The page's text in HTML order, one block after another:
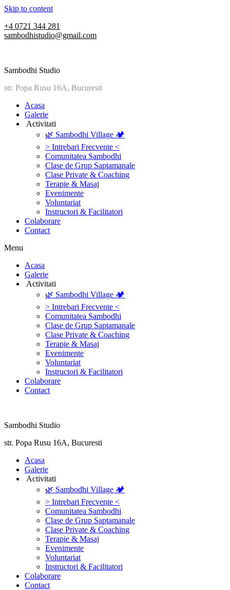
Skip to content
+4 0721 344 281
sambodhistudio@gmail.com
Sambodhi Studio
str. Popa Rusu 16A, Bucuresti
‎Acasa
Galerie
‎ ‎Activitati‎
🌿 Sambodhi Village 🏕️
> Intrebari Frecvente <
Comunitatea Sambodhi
Clase de Grup Saptamanale
Clase Private & Coaching
Terapie & Masaj
‎Evenimente
Voluntariat
‏‏‎Instructori & Facilitatori
Colaborare
Contact
Menu
‎Acasa
Galerie
‎ ‎Activitati‎
🌿 Sambodhi Village 🏕️
> Intrebari Frecvente <
Comunitatea Sambodhi
Clase de Grup Saptamanale
Clase Private & Coaching
Terapie & Masaj
‎Evenimente
Voluntariat
‏‏‎Instructori & Facilitatori
Colaborare
Contact
Sambodhi Studio
str. Popa Rusu 16A, Bucuresti
‎Acasa
Galerie
‎ ‎Activitati‎
🌿 Sambodhi Village 🏕️
> Intrebari Frecvente <
Comunitatea Sambodhi
Clase de Grup Saptamanale
Clase Private & Coaching
Terapie & Masaj
‎Evenimente
Voluntariat
‏‏‎Instructori & Facilitatori
Colaborare
Contact